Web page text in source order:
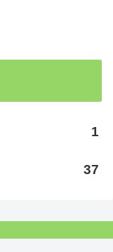
1
37